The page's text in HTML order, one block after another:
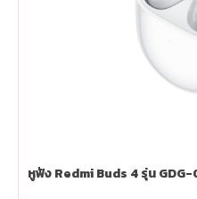
หูฟัง Redmi Buds 4 รุ่น